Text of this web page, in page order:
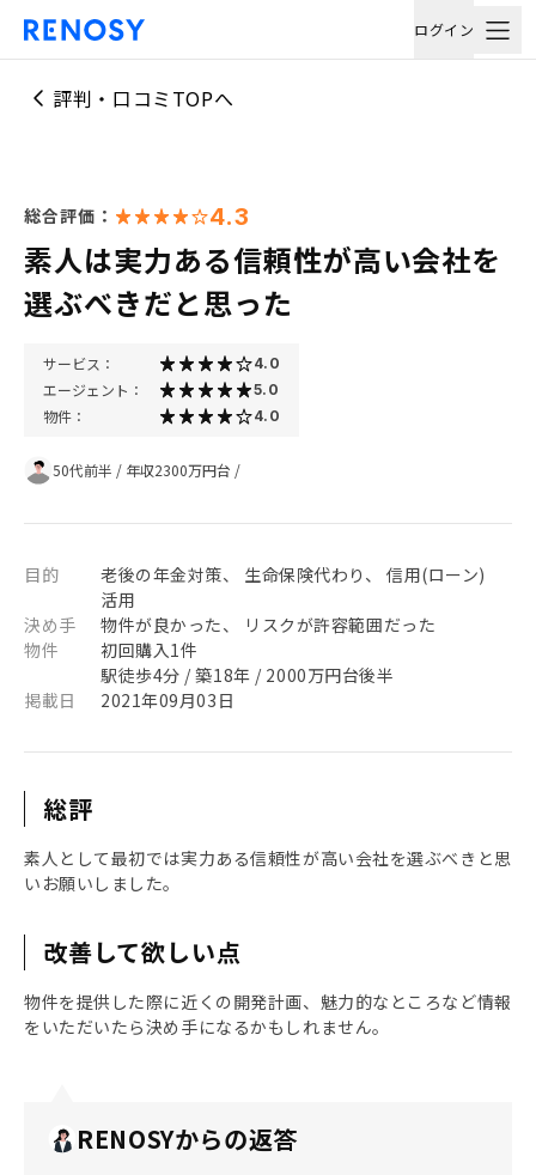
ログイン
評判・口コミTOPへ
総合評価： 4.3
素人は実力ある信頼性が高い会社を
選ぶべきだと思った
サービス： 4.0
エージェント： 5.0
物件： 4.0
50代前半 / 年収2300万円台 /
目的
老後の年金対策、 生命保険代わり、 信用(ローン)
活用
決め手
物件が良かった、 リスクが許容範囲だった
物件
初回購入1件
駅徒歩4分 / 築18年 / 2000万円台後半
掲載日
2021年09月03日
総評
素人として最初では実力ある信頼性が高い会社を選ぶべきと思
いお願いしました。
改善して欲しい点
物件を提供した際に近くの開発計画、魅力的なところなど情報
をいただいたら決め手になるかもしれません。
RENOSYからの返答